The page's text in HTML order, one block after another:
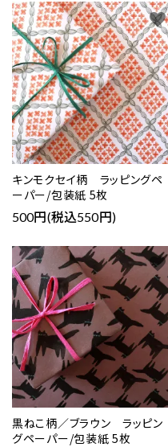
キンモクセイ柄 ラッピングペ
ーパー/包装紙 5枚
500円(税込550円)
favorite
黒ねこ柄／ブラウン ラッピン
グペーパー/包装紙 5枚
favorite